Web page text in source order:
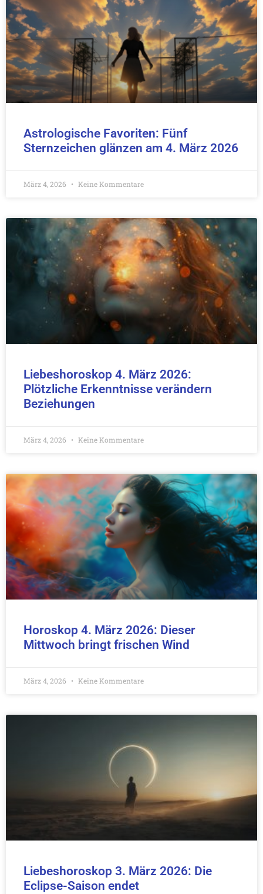
Astrologische Favoriten: Fünf
Sternzeichen glänzen am 4. März 2026
März 4, 2026 Keine Kommentare
Liebeshoroskop 4. März 2026:
Plötzliche Erkenntnisse verändern
Beziehungen
März 4, 2026 Keine Kommentare
Horoskop 4. März 2026: Dieser
Mittwoch bringt frischen Wind
März 4, 2026 Keine Kommentare
Liebeshoroskop 3. März 2026: Die
Eclipse-Saison endet